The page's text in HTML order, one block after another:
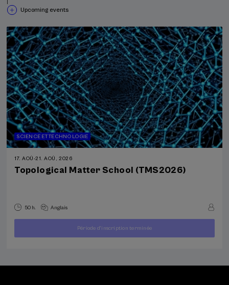
Upcoming events
SCIENCE ET TECHNOLOGIE
17. AOÛ-21. AOÛ, 2026
Topological Matter School (TMS2026)
50 h. Anglais
...
PARTIR400
Dernières
places
Gratuit
Date
passée
Période d'inscription terminée